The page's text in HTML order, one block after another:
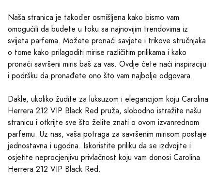
Naša stranica je također osmišljena kako bismo vam
omogućili da budete u toku sa najnovijim trendovima iz
svijeta parfema. Možete pronaći savjete i trikove stručnjaka
o tome kako prilagoditi mirise različitim prilikama i kako
pronaći savršeni miris baš za vas. Ovdje ćete naći inspiraciju
i podršku da pronađete ono što vam najbolje odgovara.
Dakle, ukoliko žudite za luksuzom i elegancijom koju Carolina
Herrera 212 VIP Black Red pruža, slobodno istražite našu
stranicu i otkrijte sve što želite znati o ovom izvanrednom
parfemu. Uz nas, vaša potraga za savršenim mirisom postaje
jednostavna i ugodna. Iskoristite priliku da se izdvojite i
osjetite neprocjenjivu privlačnost koju vam donosi Carolina
Herrera 212 VIP Black Red.